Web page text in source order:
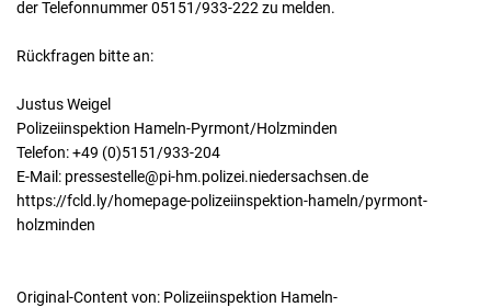
der Telefonnummer 05151/933-222 zu melden.
Rückfragen bitte an:
Justus Weigel
Polizeiinspektion Hameln-Pyrmont/Holzminden
Telefon: +49 (0)5151/933-204
E-Mail: pressestelle@pi-hm.polizei.niedersachsen.de
https://fcld.ly/homepage-polizeiinspektion-hameln/pyrmont-
holzminden
Original-Content von: Polizeiinspektion Hameln-